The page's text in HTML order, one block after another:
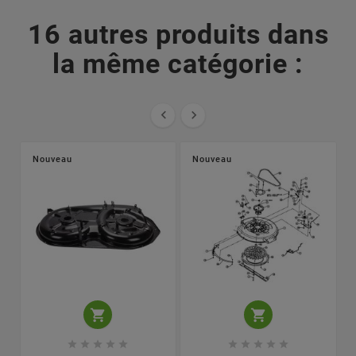
16 autres produits dans
la même catégorie :
 
Nouveau

    
Nouveau

    